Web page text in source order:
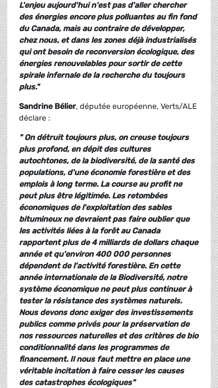
L'enjeu aujourd'hui n'est pas d'aller chercher
des énergies encore plus polluantes au fin fond
du Canada, mais au contraire de développer,
chez nous, et dans les zones déjà industrialisés
qui ont besoin de reconversion écologique, des
énergies renouvelables pour sortir de cette
spirale infernale de la recherche du toujours
plus."
Sandrine Bélier, députée européenne, Verts/ALE
déclare :
" On détruit toujours plus, on creuse toujours
plus profond, en dépit des cultures
autochtones, de la biodiversité, de la santé des
populations, d'une économie forestière et des
emplois à long terme. La course au profit ne
peut plus être légitimée. Les retombées
économiques de l'exploitation des sables
bitumineux ne devraient pas faire oublier que
les activités liées à la forêt au Canada
rapportent plus de 4 milliards de dollars chaque
année et qu'environ 400 000 personnes
dépendent de l'activité forestière. En cette
année internationale de la Biodiversité, notre
système économique ne peut plus continuer à
tester la résistance des systèmes naturels.
Nous devons donc exiger des investissements
publics comme privés pour la préservation de
nos ressources naturelles et des critères de bio
conditionnalité dans les programmes de
financement. Il nous faut mettre en place une
véritable incitation à faire cesser les causes
des catastrophes écologiques"